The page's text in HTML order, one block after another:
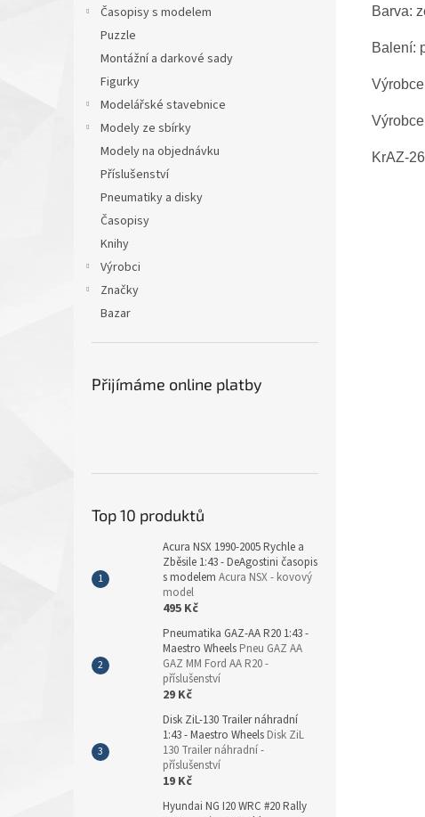
Časopisy s modelem
Puzzle
Montážní a darkové sady
Figurky
Modelářské stavebnice
Modely ze sbírky
Modely na objednávku
Příslušenství
Pneumatiky a disky
Časopisy
Knihy
Výrobci
Značky
Bazar
Přijímáme online platby
Top 10 produktů
Acura NSX 1990-2005 Rychle a
Zběsile 1:43 - DeAgostini časopis
s modelem Acura NSX - kovový
model
495 Kč
Pneumatika GAZ-AA R20 1:43 -
Maestro Wheels Pneu GAZ AA
GAZ MM Ford AA R20 -
příslušenství
29 Kč
Disk ZiL-130 Trailer náhradní
1:43 - Maestro Wheels Disk ZiL
130 Trailer náhradní -
příslušenství
19 Kč
Hyundai NG I20 WRC #20 Rally
Barva:
Balení:
KrAZ-